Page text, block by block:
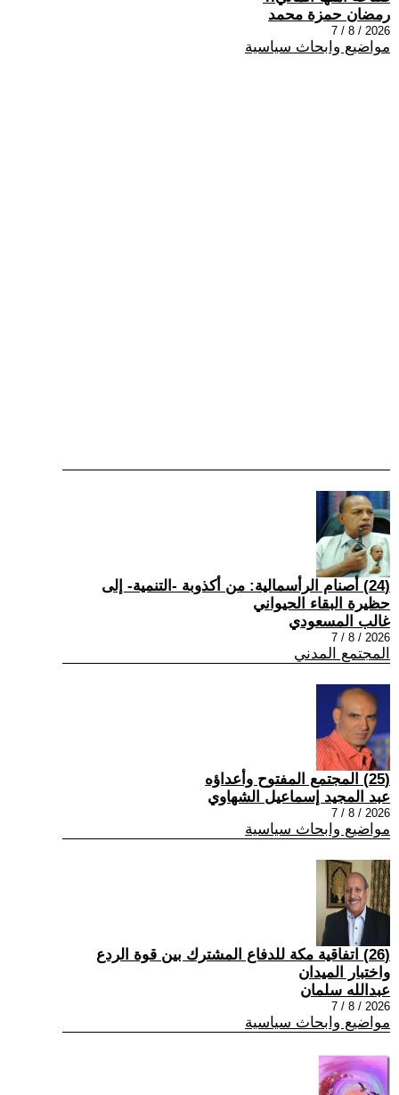
رمضان حمزة محمد
2026 / 8 / 7
مواضيع وابحاث سياسية
(24) أصنام الرأسمالية: من أكذوبة -التنمية- إلى
حظيرة البقاء الحيواني
غالب المسعودي
2026 / 8 / 7
المجتمع المدني
(25) المجتمع المفتوح وأعداؤه
عبد المجيد إسماعيل الشهاوي
2026 / 8 / 7
مواضيع وابحاث سياسية
(26) اتفاقية مكة للدفاع المشترك بين قوة الردع
واختبار الميدان
عبدالله سلمان
2026 / 8 / 7
مواضيع وابحاث سياسية